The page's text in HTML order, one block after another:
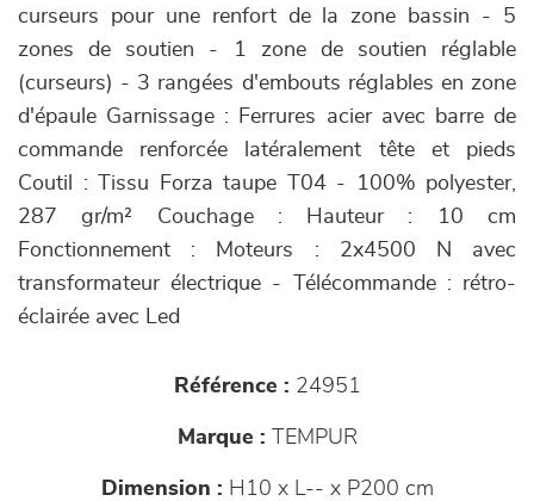
curseurs pour une renfort de la zone bassin - 5
zones de soutien - 1 zone de soutien réglable
(curseurs) - 3 rangées d'embouts réglables en zone
d'épaule Garnissage : Ferrures acier avec barre de
commande renforcée latéralement tête et pieds
Coutil : Tissu Forza taupe T04 - 100% polyester,
287 gr/m² Couchage : Hauteur : 10 cm
Fonctionnement : Moteurs : 2x4500 N avec
transformateur électrique - Télécommande : rétro-
éclairée avec Led
Référence : 24951
Marque : TEMPUR
Dimension : H10 x L-- x P200 cm